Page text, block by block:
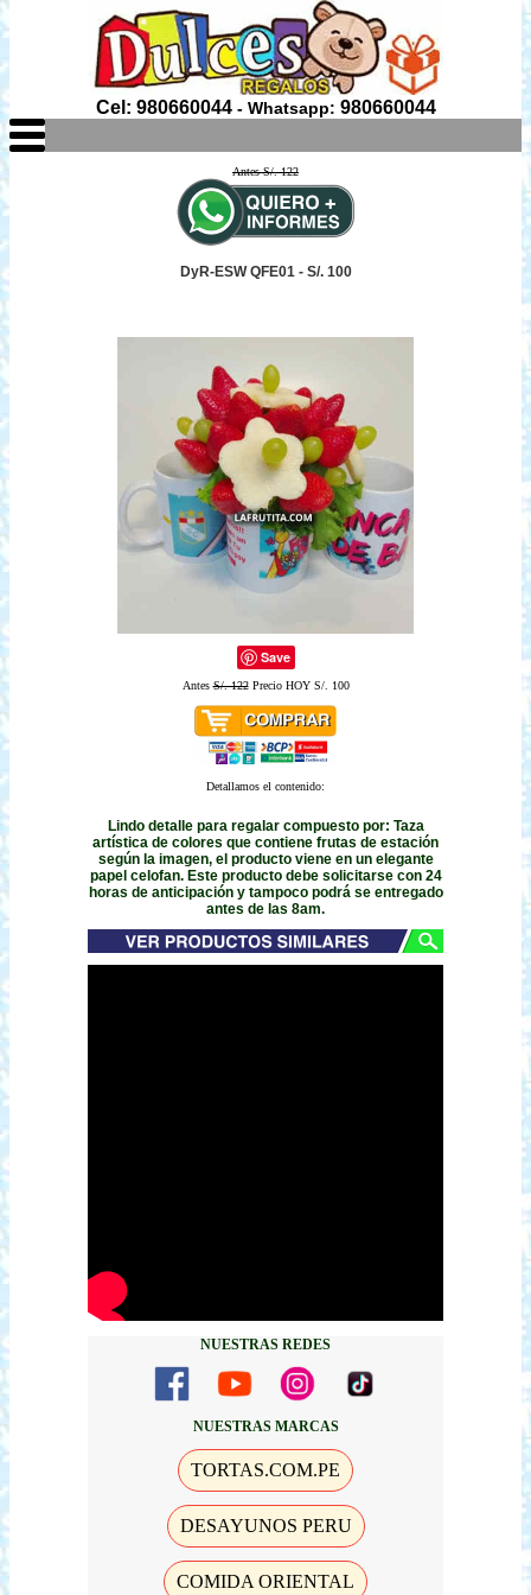
Cel: 980660044- Whatsapp: 980660044
Antes S/. 122
DyR-ESW QFE01 - S/. 100
Save
AntesS/. 122Precio HOY S/. 100
Detallamos el contenido:
Lindo detalle para regalar compuesto por: Taza
artística de colores que contiene frutas de estación
según la imagen, el producto viene en un elegante
papel celofan. Este producto debe solicitarse con 24
horas de anticipación y tampoco podrá se entregado
antes de las 8am.
NUESTRAS REDES
NUESTRAS MARCAS
TORTAS.COM.PE
DESAYUNOS PERU
COMIDA ORIENTAL